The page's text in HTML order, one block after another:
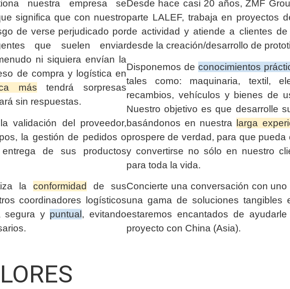
nuestra empresa se
significa que con nuestro
de verse perjudicado por
que suelen enviar
ni siquiera envían la
de compra y logística en
más tendrá sorpresas
sin respuestas.
validación del proveedor,
la gestión de pedidos o
de sus productos
la conformidad
de sus
coordinadores logísticos
segura y puntual , evitando
Desde hace casi 20 años, ZMF
parte LALEF, trabaja en proyectos
de actividad y atiende a clientes
desde la creación/desarrollo de
Disponemos de conocimientos
tales como: maquinaria, textil,
recambios, vehículos y bienes de
Nuestro objetivo es que desarrolle
basándonos en nuestra larga
prospere de verdad, para que
y convertirse no sólo en nuestro
para toda la vida.
Concierte una conversación con
una gama de soluciones
estaremos encantados de
proyecto con China (Asia).